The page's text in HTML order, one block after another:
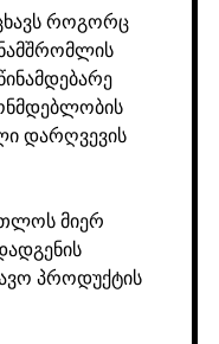
როგორც
დარღვევის
მიერ
პროდუქტის